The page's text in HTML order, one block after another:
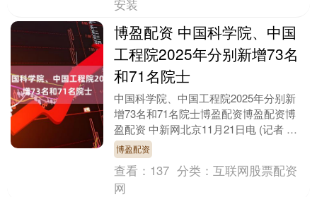
安装
博盈配资 中国科学院、中国
工程院2025年分别新增73名
和71名院士
中国科学院、中国工程院2025年分别新
增73名和71名院士博盈配资博盈配资博
盈配资 中新网北京11月21日电 (记者 孙
自法)中国科学院、中国工程院11月21
日....
博盈配资
查看： 137 分类：互联网股票配资
网